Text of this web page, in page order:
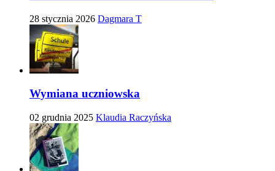
28 stycznia 2026 Dagmara T
Wymiana uczniowska
02 grudnia 2025 Klaudia Raczyńska